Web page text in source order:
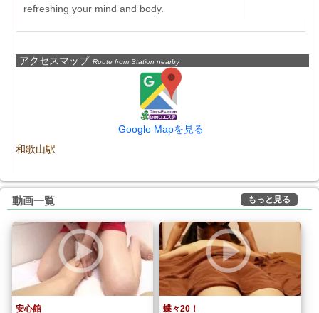
refreshing your mind and body.
アクセスマップ Route from Station nearby
Google Mapを見る
和歌山駅
動画一覧 もっと見る
安心館 蝶々20！